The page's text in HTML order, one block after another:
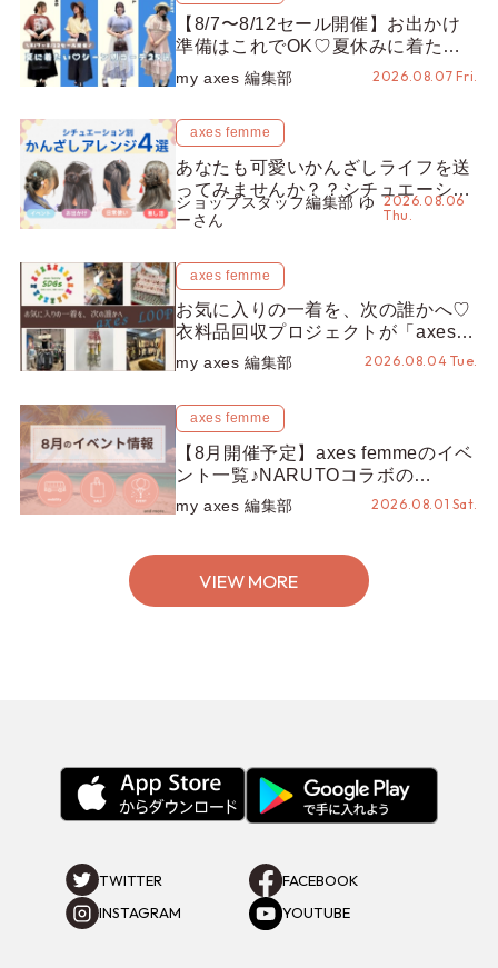
【8/7〜8/12セール開催】お出かけ
準備はこれでOK♡夏休みに着たい
コーデ25選をシーン別に徹底解説！
my axes 編集部 2026.08.07 Fri.
axes femme
あなたも可愛いかんざしライフを送
ってみませんか？？シチュエーショ
ン別“かんざし”のオススメ【ショッ
プスタッフ編集部】
ショップスタッフ編集部 ゆ
ーさん
2026.08.06
Thu.
axes femme
お気に入りの一着を、次の誰かへ♡
衣料品回収プロジェクトが「axes
LOOP」にアップデート！活用する
とポイントが手に入る◎
my axes 編集部 2026.08.04 Tue.
axes femme
【8月開催予定】axes femmeのイベ
ント一覧♪NARUTOコラボの
REZEN POPUPから、プチYour
Stage.、ティーパーティまで！8月
my axes 編集部 2026.08.01 Sat.
VIEW MORE
TWITTER
FACEBOOK
INSTAGRAM
YOUTUBE